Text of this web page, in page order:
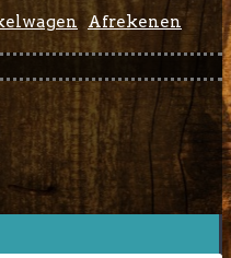
Afrekenen